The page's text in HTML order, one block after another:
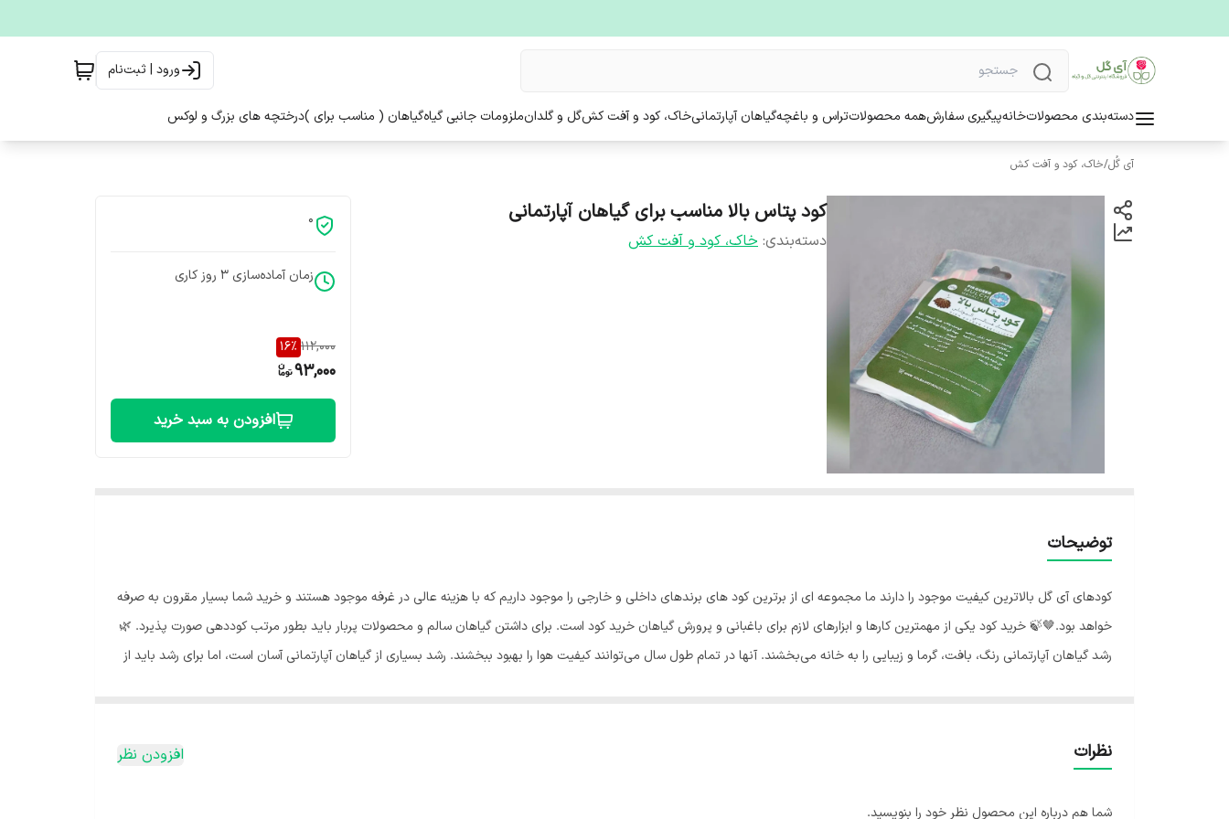
ورود | ثبت‌نام
دسته‌بندی محصولاتخانهپیگیری سفارشهمه محصولاتتراس و باغچهگیاهان آپارتمانیخاک، کود و آفت کشگل و گلدانملزومات جانبی گیاهگیاهان ( مناسب برای )درختچه های بزرگ و لوکس
آی گُل/خاک، کود و آفت کش
کود پتاس بالا مناسب برای گیاهان آپارتمانی
دسته‌بندی: خاک، کود و آفت کش
0
زمان آماده‌سازی 3 روز کاری
112,000
16%
93,000
افزودن به سبد خرید
توضیحات
کودهای آی گل بالاترین کیفیت موجود را دارند ما مجموعه ای از برترین کود های برندهای داخلی و خارجی را موجود داریم که با هزینه عالی در غرفه موجود هستند و خرید شما بسیار مقرون به صرفه
خواهد بود.🤎🍃 خرید کود یکی از مهمترین کارها و ابزارهای لازم برای باغبانی و پرورش گیاهان خرید کود است. برای داشتن گیاهان سالم و محصولات پربار باید بطور مرتب کوددهی صورت پذیرد. 🌿
رشد گیاهان آپارتمانی رنگ، بافت، گرما و زیبایی را به خانه می‌بخشند. آنها در تمام طول سال می‌توانند کیفیت هوا را بهبود ببخشند. رشد بسیاری از گیاهان آپارتمانی آسان است، اما برای رشد باید از
گلدان و آنچه که برای تغذیه تکمیلی فراهم می‌کنید محدود می‌شود.☹️ هنگامی که یک گیاه در خانه رشد می‌کند، نور کمتری دریافت می‌کند و این‌گونه رشد گیاه به‌شدت کند می‌شود، به همین منظور
برای دریافت مواد مغذی موردنیاز خود برای رشد، به طور مرتب به کود نیاز دارد.✅️
نظرات افزودن نظر
شما هم درباره این محصول نظر خود را بنویسید.